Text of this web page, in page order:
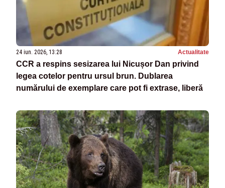
24 iun. 2026, 13:28 Actualitate
CCR a respins sesizarea lui Nicușor Dan privind
legea cotelor pentru ursul brun. Dublarea
numărului de exemplare care pot fi extrase, liberă